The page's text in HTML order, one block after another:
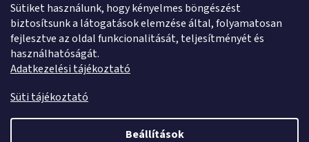
Sütiket használunk, hogy kényelmes böngészést
biztosítsunk a látogatások elemzése által, folyamatosan
fejlesztve az oldal funkcionalitását, teljesítményét és
használhatóságát.
Adatkezelési tájékoztató
Süti tájékoztató
Beállítások
Jelszó
BEJELENTKEZÉS
Új regisztrációElfelejtett jelszó
Shoptet készítette